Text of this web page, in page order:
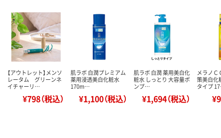
【アウトレット】メンソ
レータム グリーンネ
イチャーリ…
¥798（税込）
肌ラボ 白潤プレミアム
薬用浸透美白化粧水
170m…
¥1,100（税込）
肌ラボ 白潤 薬用美白化
粧水 しっとり 大容量ポ
ンプ…
¥1,694（税込）
メラノＣ
策美白化
タイプ